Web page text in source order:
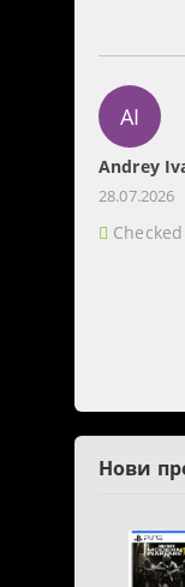
AI
Andrey
28.07.2026
Нови